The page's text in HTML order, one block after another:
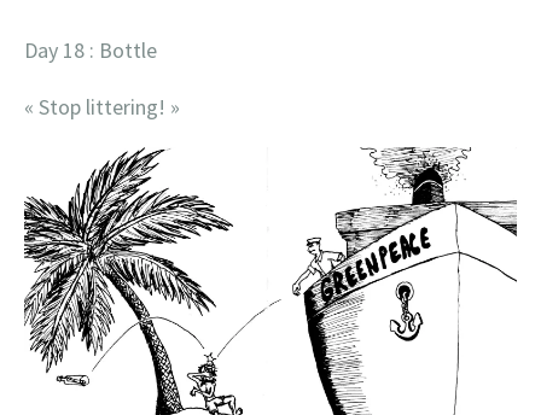
Day 18 : Bottle
« Stop littering! »